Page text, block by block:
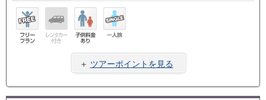
料金
旅
＋ ツアーポイントを見る